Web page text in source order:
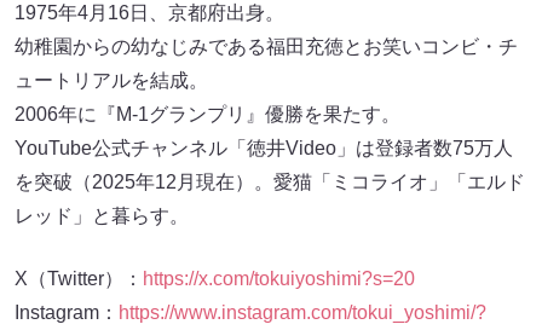
1975年4月16日、京都府出身。
幼稚園からの幼なじみである福田充徳とお笑いコンビ・チ
ュートリアルを結成。
2006年に『M-1グランプリ』優勝を果たす。
YouTube公式チャンネル「徳井Video」は登録者数75万人
を突破（2025年12月現在）。愛猫「ミコライオ」「エルド
レッド」と暮らす。
X（Twitter）： https://x.com/tokuiyoshimi?s=20
Instagram： https://www.instagram.com/tokui_yoshimi/?